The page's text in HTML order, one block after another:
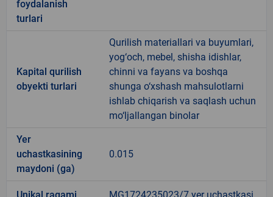
foydalanish
turlari
Kapital qurilish
obyekti turlari
Qurilish materiallari va buyumlari,
yog‘och, mebel, shisha idishlar,
chinni va fayans va boshqa
shunga o‘xshash mahsulotlarni
ishlab chiqarish va saqlash uchun
mo‘ljallangan binolar
Yer
uchastkasining
maydoni (ga)
0.015